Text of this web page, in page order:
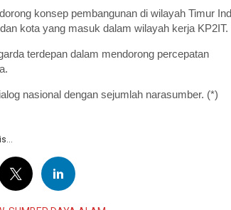
konsep pembangunan di wilayah Timur
kota yang masuk dalam wilayah kerja KP2IT.
terdepan dalam mendorong percepatan
nasional dengan sejumlah narasumber. (*)